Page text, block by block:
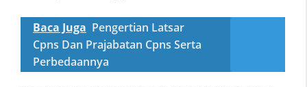
Baca Juga Pengertian Latsar
Cpns Dan Prajabatan Cpns Serta
Perbedaannya